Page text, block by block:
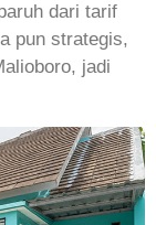
dari tarif
pun strategis,
jadi